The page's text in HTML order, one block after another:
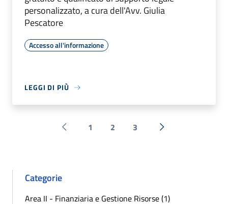
personalizzato, a cura dell'Avv. Giulia
Pescatore
Accesso all'informazione
LEGGI DI PIÙ
Pagina precedente
1 2 3 Successiva »
Categorie
Area II - Finanziaria e Gestione Risorse (1)